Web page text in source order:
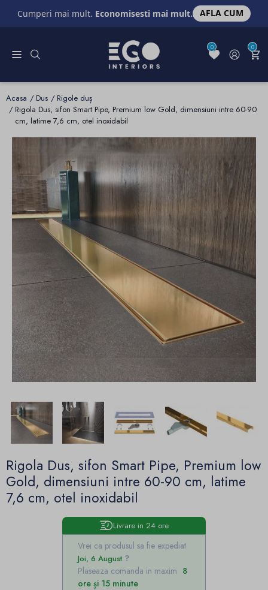
Cumperi mai mult. Economisesti mai mult. AFLA CUM
0 0
Acasa Dus
Rigole duș
Rigola Dus, sifon Smart Pipe, Premium low Gold, dimensiuni intre 60-90
cm, latime 7,6 cm, otel inoxidabil
Rigola Dus, sifon Smart Pipe, Premium low
Gold, dimensiuni intre 60-90 cm, latime
7,6 cm, otel inoxidabil
Livrare in 24 ore
Vrei ca produsul sa fie expediat
Joi, 6 August
Plaseaza comanda in maxim 8
ore și 15 minute